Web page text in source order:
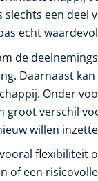
een
echt
de
Daarnaast
Onder
groot verschil
willen
flexibiliteit
of een